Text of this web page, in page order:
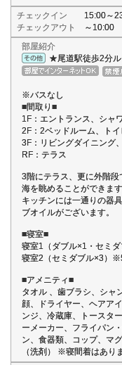
チェックイン
15:00～
チェックアウト
～10:00
部屋紹介
★尾道駅徒歩2分
※バスなし
■間取り■
1F：エントランス、シャ
2F：2ベッドルーム、トイ
3F：リビングダイニング
RF：テラス
3階にテラス、更に外階
海を眺めることができます
キッチンには一通りの器
ブオイルがございます。
■寝室■
寝室1（ダブル×1・セミダ
寝室2（セミダブル×3）
■アメニティ■
タオル 、歯ブラシ、シャ
顔、ドライヤー、ヘアア
ンジ、冷蔵庫、トースタ
ーメーカー、フライパン
ン、食器類、コップ、マ
（洗剤） ※寝間着はあり